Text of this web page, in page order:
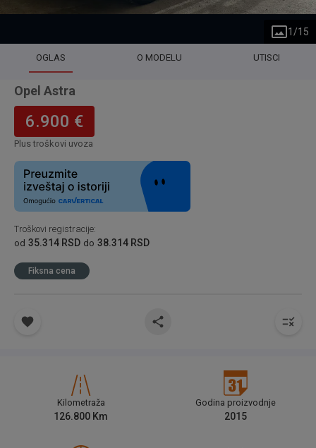
1 /15
OGLAS O MODELU UTISCI
Opel Astra
6.900 €
Plus troškovi uvoza
Troškovi registracije:
od 35.314 RSD do 38.314 RSD
Fiksna cena
Kilometraža
126.800 Km
Godina proizvodnje
2015